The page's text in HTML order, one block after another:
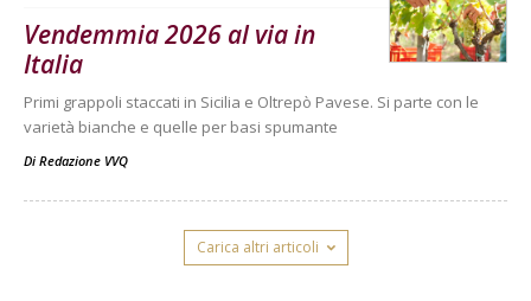
Vendemmia 2026 al via in
Italia
Primi grappoli staccati in Sicilia e Oltrepò Pavese. Si parte con le
varietà bianche e quelle per basi spumante
Di Redazione VVQ
Carica altri articoli